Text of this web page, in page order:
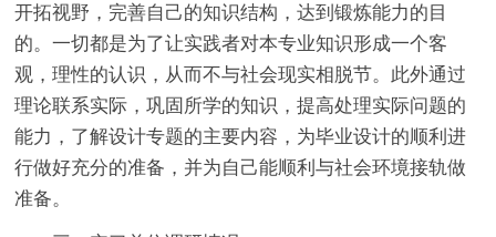
开拓视野，完善自己的知识结构，达到锻炼能力的目
的。一切都是为了让实践者对本专业知识形成一个客
观，理性的认识，从而不与社会现实相脱节。此外通过
理论联系实际，巩固所学的知识，提高处理实际问题的
能力，了解设计专题的主要内容，为毕业设计的顺利进
行做好充分的准备，并为自己能顺利与社会环境接轨做
准备。